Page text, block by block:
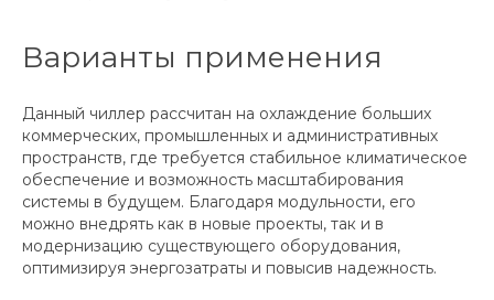
Варианты применения
Данный чиллер рассчитан на охлаждение больших
коммерческих, промышленных и административных
пространств, где требуется стабильное климатическое
обеспечение и возможность масштабирования
системы в будущем. Благодаря модульности, его
можно внедрять как в новые проекты, так и в
модернизацию существующего оборудования,
оптимизируя энергозатраты и повысив надежность.